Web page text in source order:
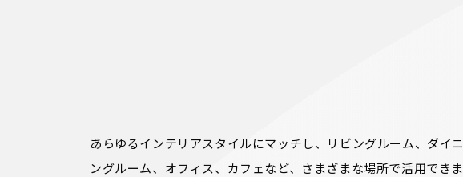
あらゆるインテリアスタイルにマッチし、リビングルーム、ダイニ
ングルーム、オフィス、カフェなど、さまざまな場所で活用できま